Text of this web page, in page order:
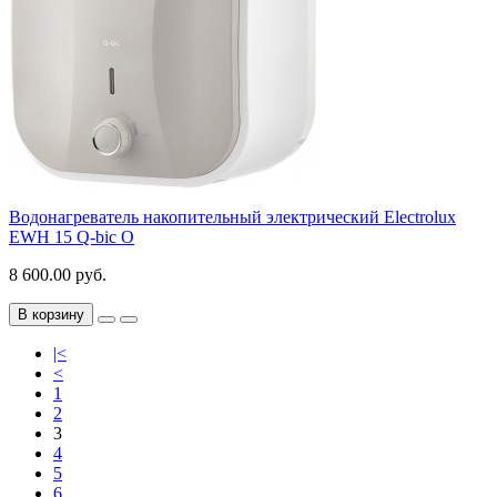
Водонагреватель накопительный электрический Electrolux
EWH 15 Q-bic O
8 600.00 руб.
В корзину
|<
<
1
2
3
4
5
6